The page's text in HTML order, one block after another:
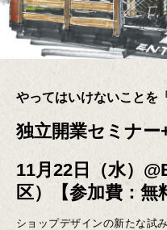
やってはいけないことを
独立開業セミナー
11月22日（水）
区）【参加費：無
ショップデザインの新たな試